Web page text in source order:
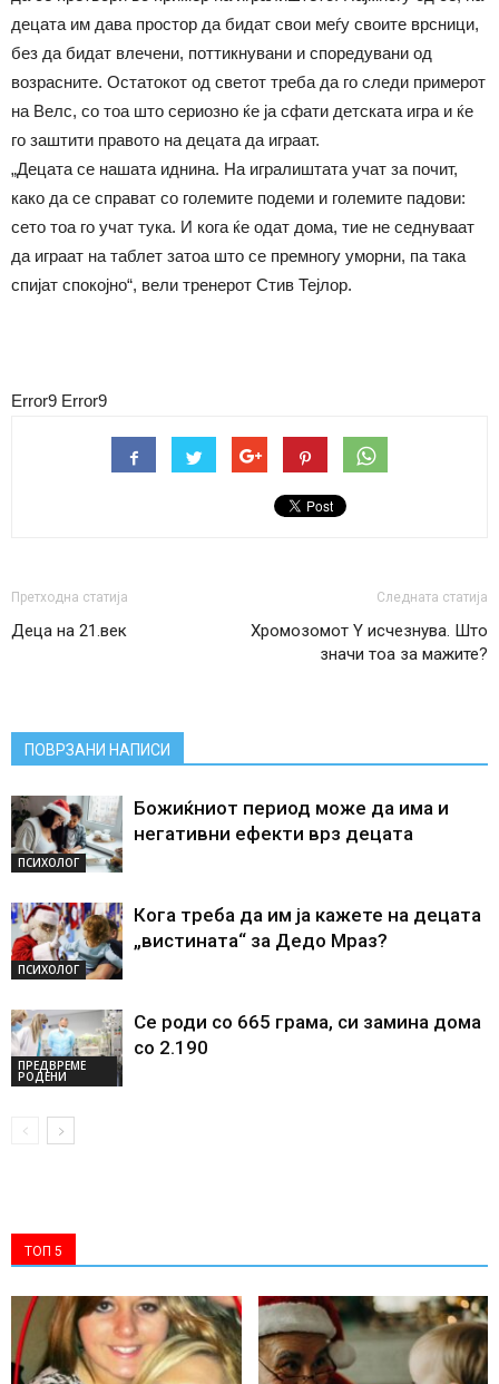
децата им дава простор да бидат свои меѓу своите врсници,
без да бидат влечени, поттикнувани и споредувани од
возрасните. Остатокот од светот треба да го следи примерот
на Велс, со тоа што сериозно ќе ја сфати детската игра и ќе
го заштити правото на децата да играат.
„Децата се нашата иднина. На игралиштата учат за почит,
како да се справат со големите подеми и големите падови:
сето тоа го учат тука. И кога ќе одат дома, тие не седнуваат
да играат на таблет затоа што се премногу уморни, па така
спијат спокојно“, вели тренерот Стив Тејлор.
Error9 Error9
Претходна статија
Деца на 21.век
Следната статија
Хромозомот Y исчезнува. Што
значи тоа за мажите?
ПОВРЗАНИ НАПИСИ
ПСИХОЛОГ
Божиќниот период може да има и
негативни ефекти врз децата
ПСИХОЛОГ
Кога треба да им ја кажете на децата
„вистината“ за Дедо Мраз?
ПРЕДВРЕМЕ
РОДЕНИ
Се роди со 665 грама, си замина дома
со 2.190
ТОП 5